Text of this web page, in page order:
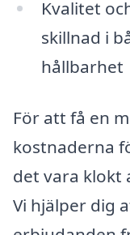
Kvalitet
skillnad i
hållbarhet
För att få en
kostnaderna
det vara klokt
Vi hjälper dig